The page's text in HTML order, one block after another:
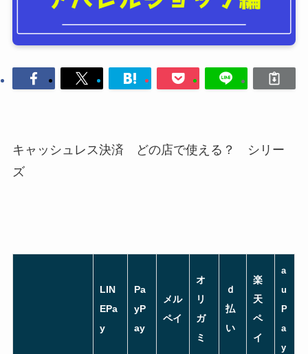
キャッシュレス決済 どの店で使える？ シリー
ズ
LIN
EPa
y
Pa
yP
ay
メル
ペイ
オ
リ
ガ
ミ
ｄ
払
い
楽
天
ペ
イ
a
u
P
a
y